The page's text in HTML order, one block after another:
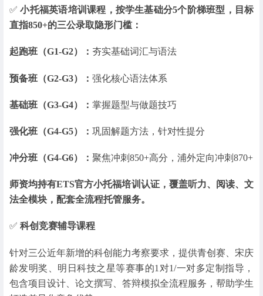
✅小托福英语培训课程，按学生基础分5个阶梯班型，目标
直指850+的三公录取隐形门槛：
起跑班（G1-G2）： 夯实基础词汇与语法
预备班（G2-G3）： 强化核心语法体系
基础班（G3-G4）： 掌握题型与做题技巧
强化班（G4-G5）： 巩固解题方法，针对性提分
冲分班（G4-G6）： 聚焦冲刺850+高分，浦外定向冲刺870+
师资均持有ETS官方小托福培训认证，覆盖听力、阅读、文
法全模块，配套全流程托管服务。
✅ 科创竞赛辅导课程
针对三公近年新增的科创能力考察要求，提供青创赛、宋庆
龄发明奖、明日科技之星等赛事的1对1/一对多定制指导，
包含项目设计、论文撰写、答辩模拟全流程服务，帮助学生